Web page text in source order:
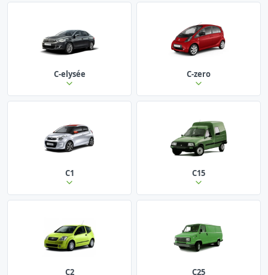
C-elysée C-zero
C1 C15
C2 C25